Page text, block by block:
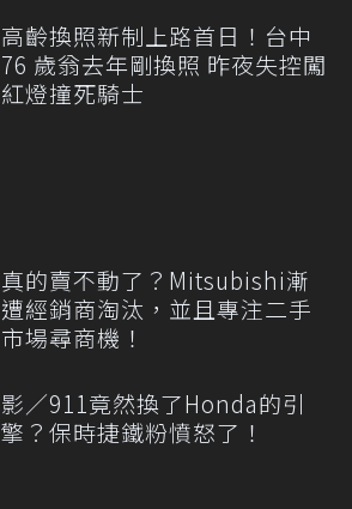
高齡換照新制上路首日！台中
76 歲翁去年剛換照 昨夜失控闖
紅燈撞死騎士
真的賣不動了？Mitsubishi漸
遭經銷商淘汰，並且專注二手
市場尋商機！
影／911竟然換了Honda的引
擎？保時捷鐵粉憤怒了！